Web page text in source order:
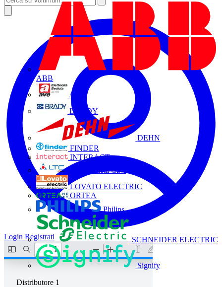
ABB
AVE
BRADY
DEHN
FINDER
INTERACT
La Triveneta Cavi
LOVATO ELECTRIC
ORTEA
Philips
SCHNEIDER ELECTRIC
Signify
Distributore 1
Login Registrati